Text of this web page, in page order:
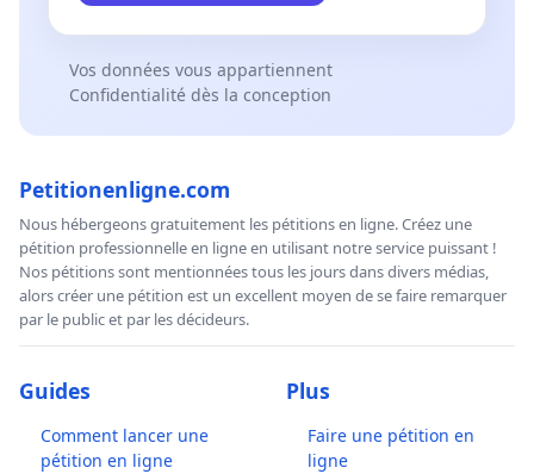
Vos données vous appartiennent
Confidentialité dès la conception
Petitionenligne.com
Nous hébergeons gratuitement les pétitions en ligne. Créez une
pétition professionnelle en ligne en utilisant notre service puissant !
Nos pétitions sont mentionnées tous les jours dans divers médias,
alors créer une pétition est un excellent moyen de se faire remarquer
par le public et par les décideurs.
Guides
Comment lancer une
pétition en ligne
Plus
Faire une pétition en
ligne